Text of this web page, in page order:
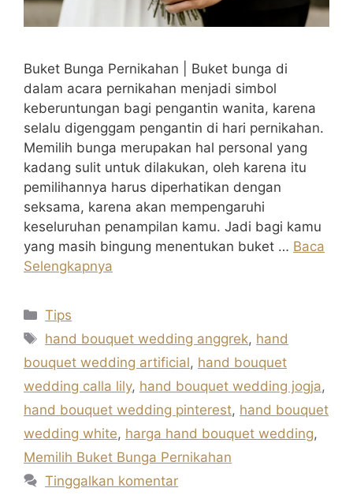
Buket Bunga Pernikahan | Buket bunga di
dalam acara pernikahan menjadi simbol
keberuntungan bagi pengantin wanita, karena
selalu digenggam pengantin di hari pernikahan.
Memilih bunga merupakan hal personal yang
kadang sulit untuk dilakukan, oleh karena itu
pemilihannya harus diperhatikan dengan
seksama, karena akan mempengaruhi
keseluruhan penampilan kamu. Jadi bagi kamu
yang masih bingung menentukan buket … Baca
Selengkapnya
Kategori
Tips
Tag
hand bouquet wedding anggrek, hand
bouquet wedding artificial, hand bouquet
wedding calla lily, hand bouquet wedding jogja,
hand bouquet wedding pinterest, hand bouquet
wedding white, harga hand bouquet wedding,
Memilih Buket Bunga Pernikahan
Tinggalkan komentar